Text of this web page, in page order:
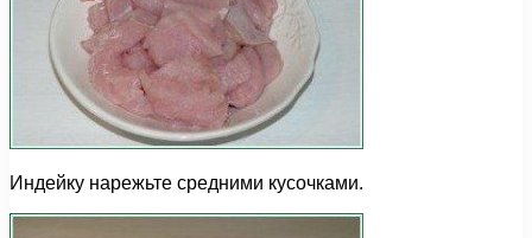
Индейку нарежьте средними кусочками.